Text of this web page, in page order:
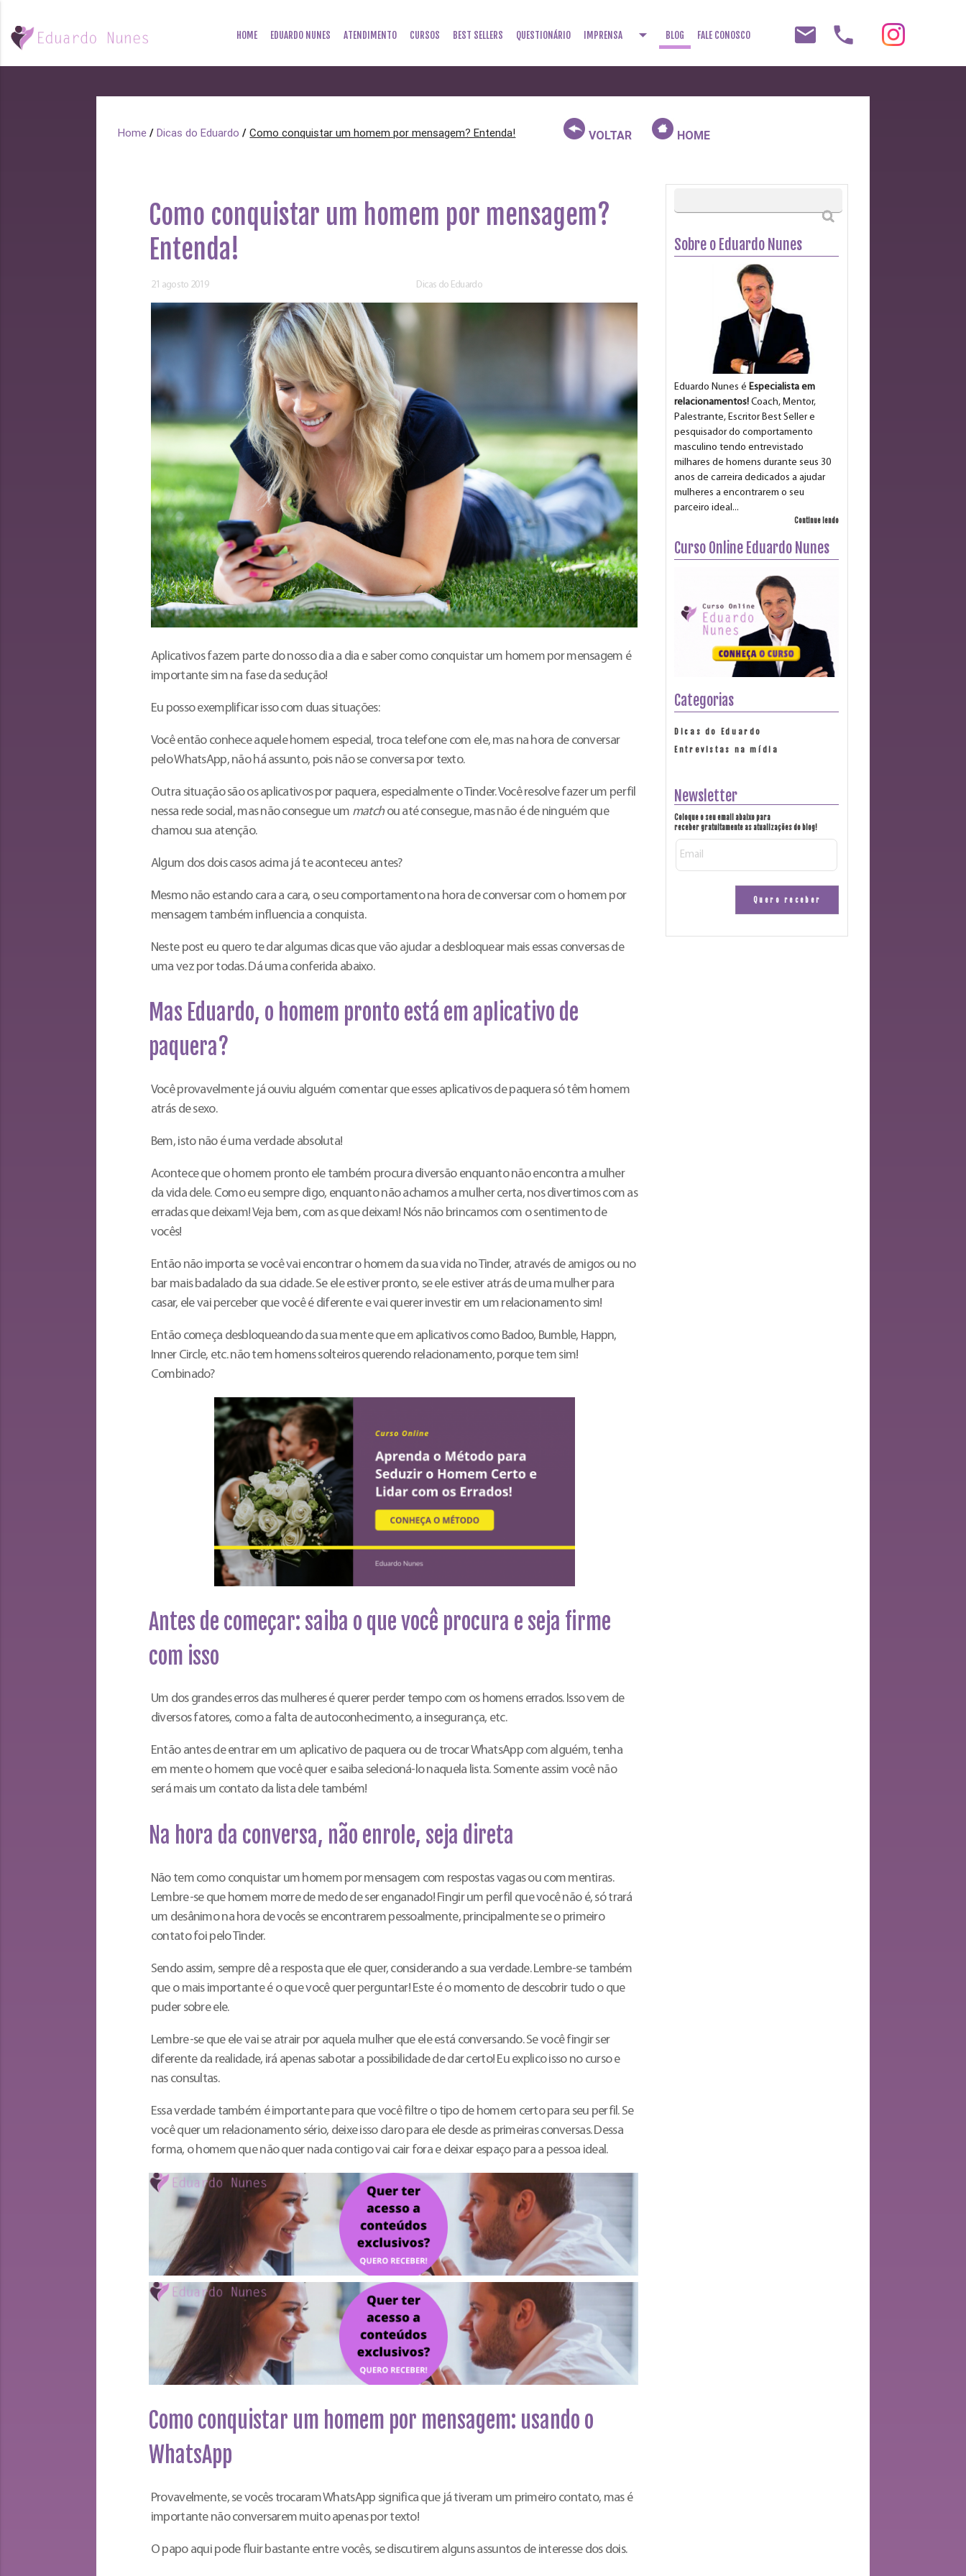
email phone
HOME EDUARDO NUNES ATENDIMENTO CURSOS BEST SELLERS QUESTIONÁRIO IMPRENSA arrow_drop_down BLOG FALE CONOSCO
Home /Dicas do Eduardo /Como conquistar um homem por mensagem? Entenda! VOLTAR HOME
Como conquistar um homem por mensagem?
Entenda!
21 agosto 2019 Dicas do Eduardo
Aplicativos fazem parte do nosso dia a dia e saber como conquistar um homem por mensagem é
importante sim na fase da sedução!
Eu posso exemplificar isso com duas situações:
Você então conhece aquele homem especial, troca telefone com ele, mas na hora de conversar
pelo WhatsApp, não há assunto, pois não se conversa por texto.
Outra situação são os aplicativos por paquera, especialmente o Tinder. Você resolve fazer um perfil
nessa rede social, mas não consegue um matchou até consegue, mas não é de ninguém que
chamou sua atenção.
Algum dos dois casos acima já te aconteceu antes?
Mesmo não estando cara a cara, o seu comportamento na hora de conversar com o homem por
mensagem também influencia a conquista.
Neste post eu quero te dar algumas dicas que vão ajudar a desbloquear mais essas conversas de
uma vez por todas. Dá uma conferida abaixo.
Mas Eduardo, o homem pronto está em aplicativo de
paquera?
Você provavelmente já ouviu alguém comentar que esses aplicativos de paquera só têm homem
atrás de sexo.
Bem, isto não é uma verdade absoluta!
Acontece que o homem pronto ele também procura diversão enquanto não encontra a mulher
da vida dele. Como eu sempre digo, enquanto não achamos a mulher certa, nos divertimos com as
erradas que deixam! Veja bem, com as que deixam! Nós não brincamos com o sentimento de
vocês!
Então não importa se você vai encontrar o homem da sua vida no Tinder, através de amigos ou no
bar mais badalado da sua cidade. Se ele estiver pronto, se ele estiver atrás de uma mulher para
casar, ele vai perceber que você é diferente e vai querer investir em um relacionamento sim!
Então começa desbloqueando da sua mente que em aplicativos como Badoo, Bumble, Happn,
Inner Circle, etc. não tem homens solteiros querendo relacionamento, porque tem sim!
Combinado?
Antes de começar: saiba o que você procura e seja firme
com isso
Um dos grandes erros das mulheres é querer perder tempo com os homens errados. Isso vem de
diversos fatores, como a falta de autoconhecimento, a insegurança, etc.
Então antes de entrar em um aplicativo de paquera ou de trocar WhatsApp com alguém, tenha
em mente o homem que você quer e saiba selecioná-lo naquela lista. Somente assim você não
será mais um contato da lista dele também!
Na hora da conversa, não enrole, seja direta
Não tem como conquistar um homem por mensagem com respostas vagas ou com mentiras.
Lembre-se que homem morre de medo de ser enganado! Fingir um perfil que você não é, só trará
um desânimo na hora de vocês se encontrarem pessoalmente, principalmente se o primeiro
contato foi pelo Tinder.
Sendo assim, sempre dê a resposta que ele quer, considerando a sua verdade. Lembre-se também
que o mais importante é o que você quer perguntar! Este é o momento de descobrir tudo o que
puder sobre ele.
Lembre-se que ele vai se atrair por aquela mulher que ele está conversando. Se você fingir ser
diferente da realidade, irá apenas sabotar a possibilidade de dar certo! Eu explico isso no curso e
nas consultas.
Essa verdade também é importante para que você filtre o tipo de homem certo para seu perfil. Se
você quer um relacionamento sério, deixe isso claro para ele desde as primeiras conversas. Dessa
forma, o homem que não quer nada contigo vai cair fora e deixar espaço para a pessoa ideal.
Como conquistar um homem por mensagem: usando o
WhatsApp
Provavelmente, se vocês trocaram WhatsApp significa que já tiveram um primeiro contato, mas é
importante não conversarem muito apenas por texto!
O papo aqui pode fluir bastante entre vocês, se discutirem alguns assuntos de interesse dos dois.
Sobre o Eduardo Nunes
Eduardo Nunes é Especialista em
relacionamentos! Coach, Mentor,
Palestrante, Escritor Best Seller e
pesquisador do comportamento
masculino tendo entrevistado
milhares de homens durante seus 30
anos de carreira dedicados a ajudar
mulheres a encontrarem o seu
parceiro ideal...
Continue lendo
Curso Online Eduardo Nunes
Categorias
Dicas do Eduardo
Entrevistas na mídia
Newsletter
Coloque o seu email abaixo para
receber gratuitamente as atualizações do blog!